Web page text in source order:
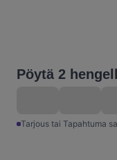
Pöytä 2
Tarjous tai Tapahtuma